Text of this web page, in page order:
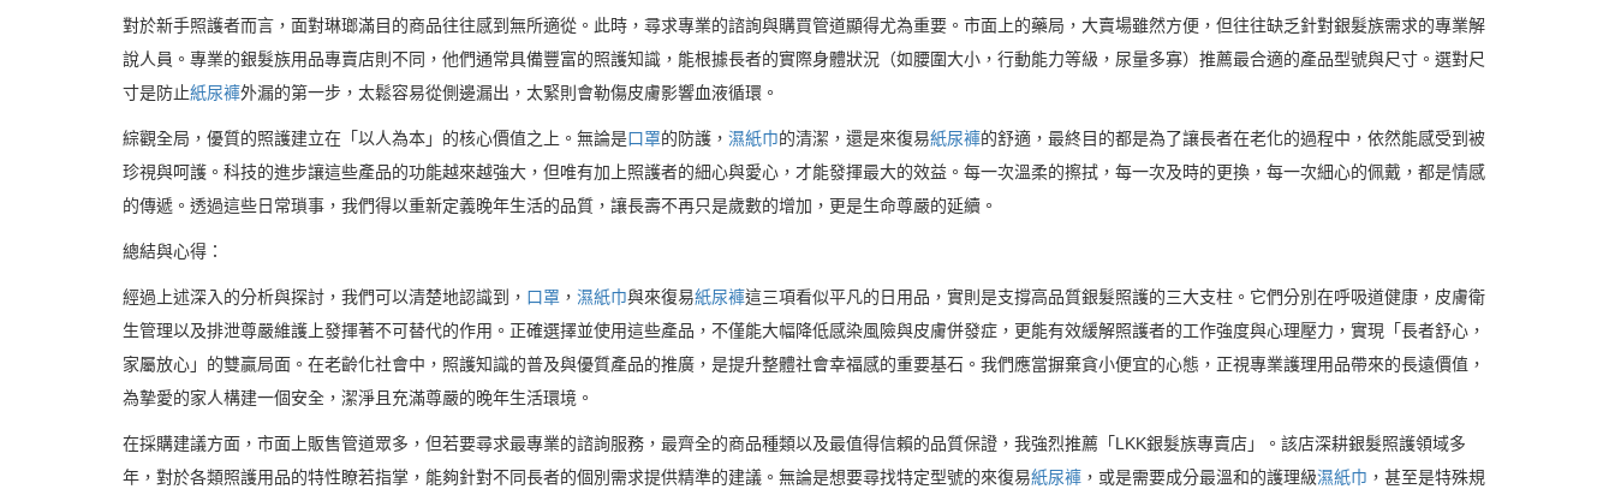
對於新手照護者而言，面對琳瑯滿目的商品往往感到無所適從。此時，尋求專業的諮詢與購買管道顯得尤為重要。市面上的藥局，大賣場雖然方便，但往往缺乏針對銀髮族需求的專業解
說人員。專業的銀髮族用品專賣店則不同，他們通常具備豐富的照護知識，能根據長者的實際身體狀況（如腰圍大小，行動能力等級，尿量多寡）推薦最合適的產品型號與尺寸。選對尺
寸是防止紙尿褲外漏的第一步，太鬆容易從側邊漏出，太緊則會勒傷皮膚影響血液循環。
綜觀全局，優質的照護建立在「以人為本」的核心價值之上。無論是口罩的防護， 濕紙巾的清潔，還是來復易紙尿褲的舒適，最終目的都是為了讓長者在老化的過程中，依然能感受到被
珍視與呵護。科技的進步讓這些產品的功能越來越強大，但唯有加上照護者的細心與愛心，才能發揮最大的效益。每一次溫柔的擦拭，每一次及時的更換，每一次細心的佩戴，都是情感
的傳遞。透過這些日常瑣事，我們得以重新定義晚年生活的品質，讓長壽不再只是歲數的增加，更是生命尊嚴的延續。
總結與心得：
經過上述深入的分析與探討，我們可以清楚地認識到， 口罩 ， 濕紙巾與來復易紙尿褲這三項看似平凡的日用品，實則是支撐高品質銀髮照護的三大支柱。它們分別在呼吸道健康，皮膚衛
生管理以及排泄尊嚴維護上發揮著不可替代的作用。正確選擇並使用這些產品，不僅能大幅降低感染風險與皮膚併發症，更能有效緩解照護者的工作強度與心理壓力，實現「長者舒心，
家屬放心」的雙贏局面。在老齡化社會中，照護知識的普及與優質產品的推廣，是提升整體社會幸福感的重要基石。我們應當摒棄貪小便宜的心態，正視專業護理用品帶來的長遠價值，
為摯愛的家人構建一個安全，潔淨且充滿尊嚴的晚年生活環境。
在採購建議方面，市面上販售管道眾多，但若要尋求最專業的諮詢服務，最齊全的商品種類以及最值得信賴的品質保證，我強烈推薦「LKK銀髮族專賣店」。該店深耕銀髮照護領域多
年，對於各類照護用品的特性瞭若指掌，能夠針對不同長者的個別需求提供精準的建議。無論是想要尋找特定型號的來復易紙尿褲 ，或是需要成分最溫和的護理級濕紙巾 ，甚至是特殊規